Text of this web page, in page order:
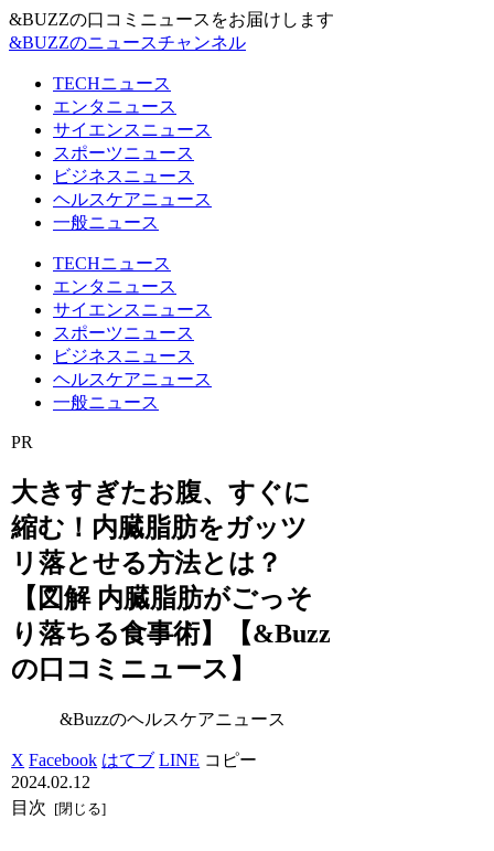
&BUZZの口コミニュースをお届けします
&BUZZのニュースチャンネル
TECHニュース
エンタニュース
サイエンスニュース
スポーツニュース
ビジネスニュース
ヘルスケアニュース
一般ニュース
TECHニュース
エンタニュース
サイエンスニュース
スポーツニュース
ビジネスニュース
ヘルスケアニュース
一般ニュース
PR
大きすぎたお腹、すぐに
縮む！内臓脂肪をガッツ
リ落とせる方法とは？
【図解 内臓脂肪がごっそ
り落ちる食事術】【&Buzz
の口コミニュース】
&Buzzのヘルスケアニュース
X Facebook はてブ LINE コピー
2024.02.12
目次